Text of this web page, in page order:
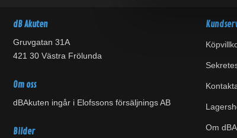
dB Akuten
Gruvgatan 31A
421 30 Västra Frölunda
Om oss
dBAkuten ingår i Elofssons försäljnings AB
Bilder Om